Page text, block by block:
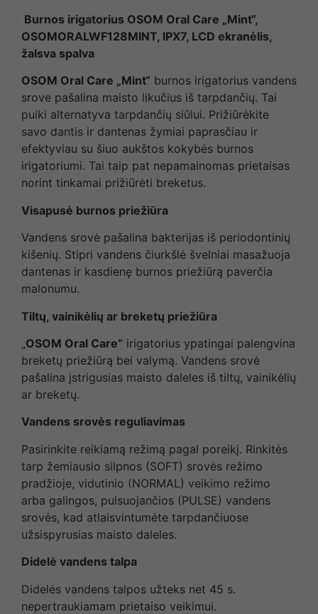
Burnos irigatorius OSOM Oral Care „Mint“,
OSOMORALWF128MINT, IPX7, LCD ekranėlis,
žalsva spalva
OSOM Oral Care „Mint“ burnos irigatorius vandens
srove pašalina maisto likučius iš tarpdančių. Tai
puiki alternatyva tarpdančių siūlui. Prižiūrėkite
savo dantis ir dantenas žymiai paprasčiau ir
efektyviau su šiuo aukštos kokybės burnos
irigatoriumi. Tai taip pat nepamainomas prietaisas
norint tinkamai prižiūrėti breketus.
Visapusė burnos priežiūra
Vandens srovė pašalina bakterijas iš periodontinių
kišenių. Stipri vandens čiurkšlė švelniai masažuoja
dantenas ir kasdienę burnos priežiūrą paverčia
malonumu.
Tiltų, vainikėlių ar breketų priežiūra
„OSOM Oral Care“ irigatorius ypatingai palengvina
breketų priežiūrą bei valymą. Vandens srovė
pašalina įstrigusias maisto daleles iš tiltų, vainikėlių
ar breketų.
Vandens srovės reguliavimas
Pasirinkite reikiamą režimą pagal poreikį. Rinkitės
tarp žemiausio silpnos (SOFT) srovės režimo
pradžioje, vidutinio (NORMAL) veikimo režimo
arba galingos, pulsuojančios (PULSE) vandens
srovės, kad atlaisvintumėte tarpdančiuose
užsispyrusias maisto daleles.
Didelė vandens talpa
Didelės vandens talpos užteks net 45 s.
nepertraukiamam prietaiso veikimui.